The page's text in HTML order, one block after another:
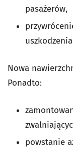
pasażerów,
Nowa
Ponadto:
powstanie